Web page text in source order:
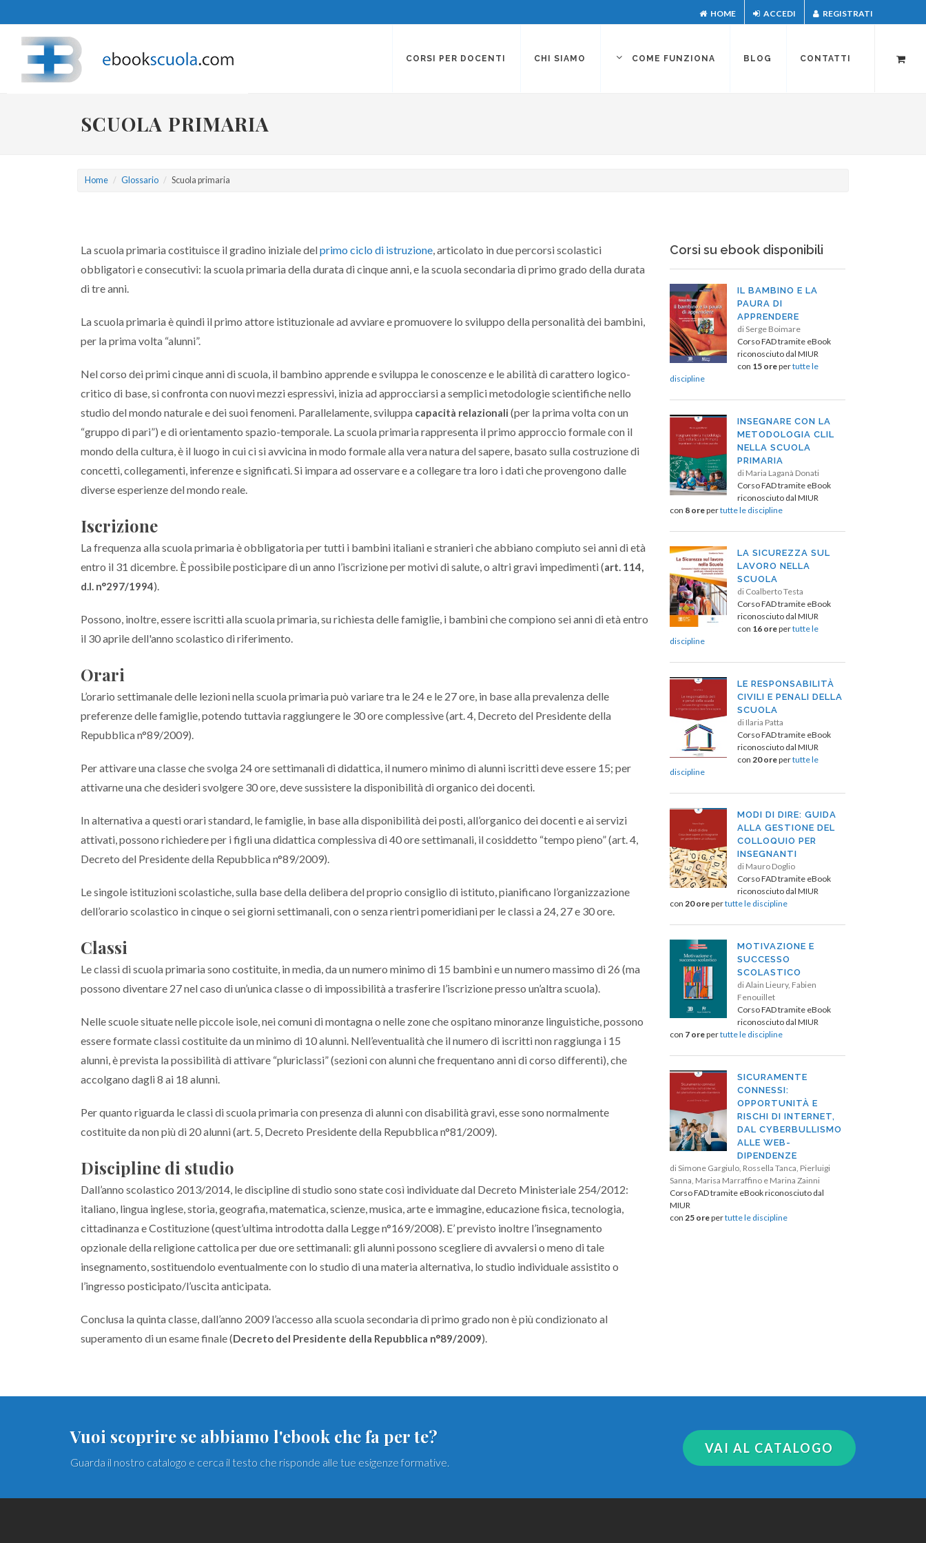
HOME ACCEDI REGISTRATI
CORSI PER DOCENTI CHI SIAMO COME FUNZIONA BLOG CONTATTI
SCUOLA PRIMARIA
Home Glossario Scuola primaria
La scuola primaria costituisce il gradino iniziale delprimo ciclo di istruzione, articolato in due percorsi scolastici
obbligatori e consecutivi: la scuola primaria della durata di cinque anni, e la scuola secondaria di primo grado della durata
di tre anni.
La scuola primaria è quindi il primo attore istituzionale ad avviare e promuovere lo sviluppo della personalità dei bambini,
per la prima volta “alunni”.
Nel corso dei primi cinque anni di scuola, il bambino apprende e sviluppa le conoscenze e le abilità di carattero logico-
critico di base, si confronta con nuovi mezzi espressivi, inizia ad approcciarsi a semplici metodologie scientifiche nello
studio del mondo naturale e dei suoi fenomeni. Parallelamente, sviluppa capacità relazionali (per la prima volta con un
“gruppo di pari”) e di orientamento spazio-temporale. La scuola primaria rappresenta il primo approccio formale con il
mondo della cultura, è il luogo in cui ci si avvicina in modo formale alla vera natura del sapere, basato sulla costruzione di
concetti, collegamenti, inferenze e significati. Si impara ad osservare e a collegare tra loro i dati che provengono dalle
diverse esperienze del mondo reale.
Iscrizione
La frequenza alla scuola primaria è obbligatoria per tutti i bambini italiani e stranieri che abbiano compiuto sei anni di età
entro il 31 dicembre. È possibile posticipare di un anno l’iscrizione per motivi di salute, o altri gravi impedimenti (art. 114,
d.l. n°297/1994).
Possono, inoltre, essere iscritti alla scuola primaria, su richiesta delle famiglie, i bambini che compiono sei anni di età entro
il 30 aprile dell'anno scolastico di riferimento.
Orari
L’orario settimanale delle lezioni nella scuola primaria può variare tra le 24 e le 27 ore, in base alla prevalenza delle
preferenze delle famiglie, potendo tuttavia raggiungere le 30 ore complessive (art. 4, Decreto del Presidente della
Repubblica n°89/2009).
Per attivare una classe che svolga 24 ore settimanali di didattica, il numero minimo di alunni iscritti deve essere 15; per
attivarne una che desideri svolgere 30 ore, deve sussistere la disponibilità di organico dei docenti.
In alternativa a questi orari standard, le famiglie, in base alla disponibilità dei posti, all’organico dei docenti e ai servizi
attivati, possono richiedere per i figli una didattica complessiva di 40 ore settimanali, il cosiddetto “tempo pieno” (art. 4,
Decreto del Presidente della Repubblica n°89/2009).
Le singole istituzioni scolastiche, sulla base della delibera del proprio consiglio di istituto, pianificano l’organizzazione
dell’orario scolastico in cinque o sei giorni settimanali, con o senza rientri pomeridiani per le classi a 24, 27 e 30 ore.
Classi
Le classi di scuola primaria sono costituite, in media, da un numero minimo di 15 bambini e un numero massimo di 26 (ma
possono diventare 27 nel caso di un’unica classe o di impossibilità a trasferire l’iscrizione presso un’altra scuola).
Nelle scuole situate nelle piccole isole, nei comuni di montagna o nelle zone che ospitano minoranze linguistiche, possono
essere formate classi costituite da un minimo di 10 alunni. Nell’eventualità che il numero di iscritti non raggiunga i 15
alunni, è prevista la possibilità di attivare “pluriclassi” (sezioni con alunni che frequentano anni di corso differenti), che
accolgano dagli 8 ai 18 alunni.
Per quanto riguarda le classi di scuola primaria con presenza di alunni con disabilità gravi, esse sono normalmente
costituite da non più di 20 alunni (art. 5, Decreto Presidente della Repubblica n°81/2009).
Discipline di studio
Dall’anno scolastico 2013/2014, le discipline di studio sono state così individuate dal Decreto Ministeriale 254/2012:
italiano, lingua inglese, storia, geografia, matematica, scienze, musica, arte e immagine, educazione fisica, tecnologia,
cittadinanza e Costituzione (quest’ultima introdotta dalla Legge n°169/2008). E’ previsto inoltre l’insegnamento
opzionale della religione cattolica per due ore settimanali: gli alunni possono scegliere di avvalersi o meno di tale
insegnamento, sostituendolo eventualmente con lo studio di una materia alternativa, lo studio individuale assistito o
l’ingresso posticipato/l’uscita anticipata.
Conclusa la quinta classe, dall’anno 2009 l’accesso alla scuola secondaria di primo grado non è più condizionato al
superamento di un esame finale (Decreto del Presidente della Repubblica n°89/2009).
Corsi su ebook disponibili
IL BAMBINO E LA
PAURA DI
APPRENDERE
di Serge Boimare
Corso FAD tramite eBook
riconosciuto dal MIUR
con 15 orepertutte le
discipline
INSEGNARE CON LA
METODOLOGIA CLIL
NELLA SCUOLA
PRIMARIA
di Maria Laganà Donati
Corso FAD tramite eBook
riconosciuto dal MIUR
con 8 orepertutte le discipline
LA SICUREZZA SUL
LAVORO NELLA
SCUOLA
di Coalberto Testa
Corso FAD tramite eBook
riconosciuto dal MIUR
con 16 orepertutte le
discipline
LE RESPONSABILITÀ
CIVILI E PENALI DELLA
SCUOLA
di Ilaria Patta
Corso FAD tramite eBook
riconosciuto dal MIUR
con 20 orepertutte le
discipline
MODI DI DIRE: GUIDA
ALLA GESTIONE DEL
COLLOQUIO PER
INSEGNANTI
di Mauro Doglio
Corso FAD tramite eBook
riconosciuto dal MIUR
con 20 orepertutte le discipline
MOTIVAZIONE E
SUCCESSO
SCOLASTICO
di Alain Lieury, Fabien
Fenouillet
Corso FAD tramite eBook
riconosciuto dal MIUR
con 7 orepertutte le discipline
SICURAMENTE
CONNESSI:
OPPORTUNITÀ E
RISCHI DI INTERNET,
DAL CYBERBULLISMO
ALLE WEB-
DIPENDENZE
di Simone Gargiulo, Rossella Tanca, Pierluigi
Sanna, Marisa Marraffino e Marina Zainni
Corso FAD tramite eBook riconosciuto dal
MIUR
con 25 orepertutte le discipline
Vuoi scoprire se abbiamo l'ebook che fa per te?
Guarda il nostro catalogo e cerca il testo che risponde alle tue esigenze formative.
VAI AL CATALOGO